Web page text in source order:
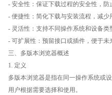
- 安全性：保证下载过程的安全性，防
- 便捷性：简化下载与安装流程，减少
- 灵活性：支持不同操作系统和设备类
- 可扩展性：预留接口或插件，便于未
三、多版本浏览器概述
1. 定义
多版本浏览器是指在同一操作系统或
用户根据需要选择和使用。